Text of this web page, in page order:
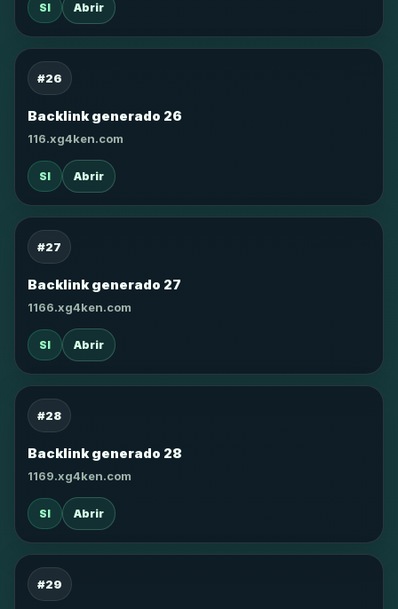
SI Abrir
#26
Backlink generado 26
116.xg4ken.com
SI Abrir
#27
Backlink generado 27
1166.xg4ken.com
SI Abrir
#28
Backlink generado 28
1169.xg4ken.com
SI Abrir
#29